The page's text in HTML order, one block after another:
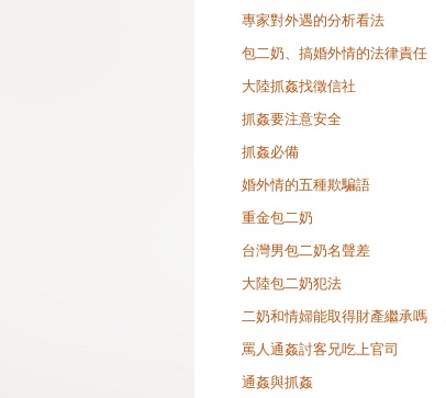
專家對外遇的分析看法
包二奶、搞婚外情的法律責任
大陸抓姦找徵信社
抓姦要注意安全
抓姦必備
婚外情的五種欺騙語
重金包二奶
台灣男包二奶名聲差
大陸包二奶犯法
二奶和情婦能取得財產繼承嗎
罵人通姦討客兄吃上官司
通姦與抓姦